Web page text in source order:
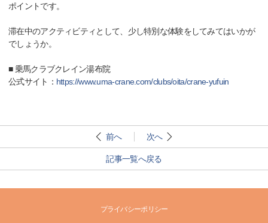
ポイントです。
滞在中のアクティビティとして、少し特別な体験をしてみてはいかが
でしょうか。
■ 乗馬クラブクレイン湯布院
公式サイト： https://www.uma-crane.com/clubs/oita/crane-yufuin
前へ 次へ
記事一覧へ戻る
プライバシーポリシー